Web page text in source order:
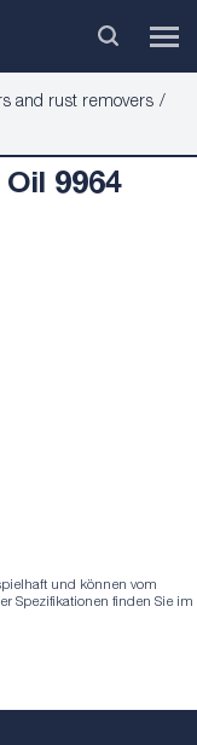
and rust removers
9964
und können vom
Spezifikationen finden Sie im